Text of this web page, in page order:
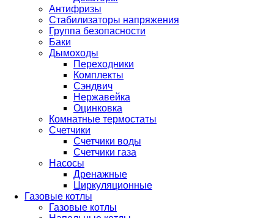
Антифризы
Стабилизаторы напряжения
Группа безопасности
Баки
Дымоходы
Переходники
Комплекты
Сэндвич
Нержавейка
Оцинковка
Комнатные термостаты
Счетчики
Счетчики воды
Счетчики газа
Насосы
Дренажные
Циркуляционные
Газовые котлы
Газовые котлы